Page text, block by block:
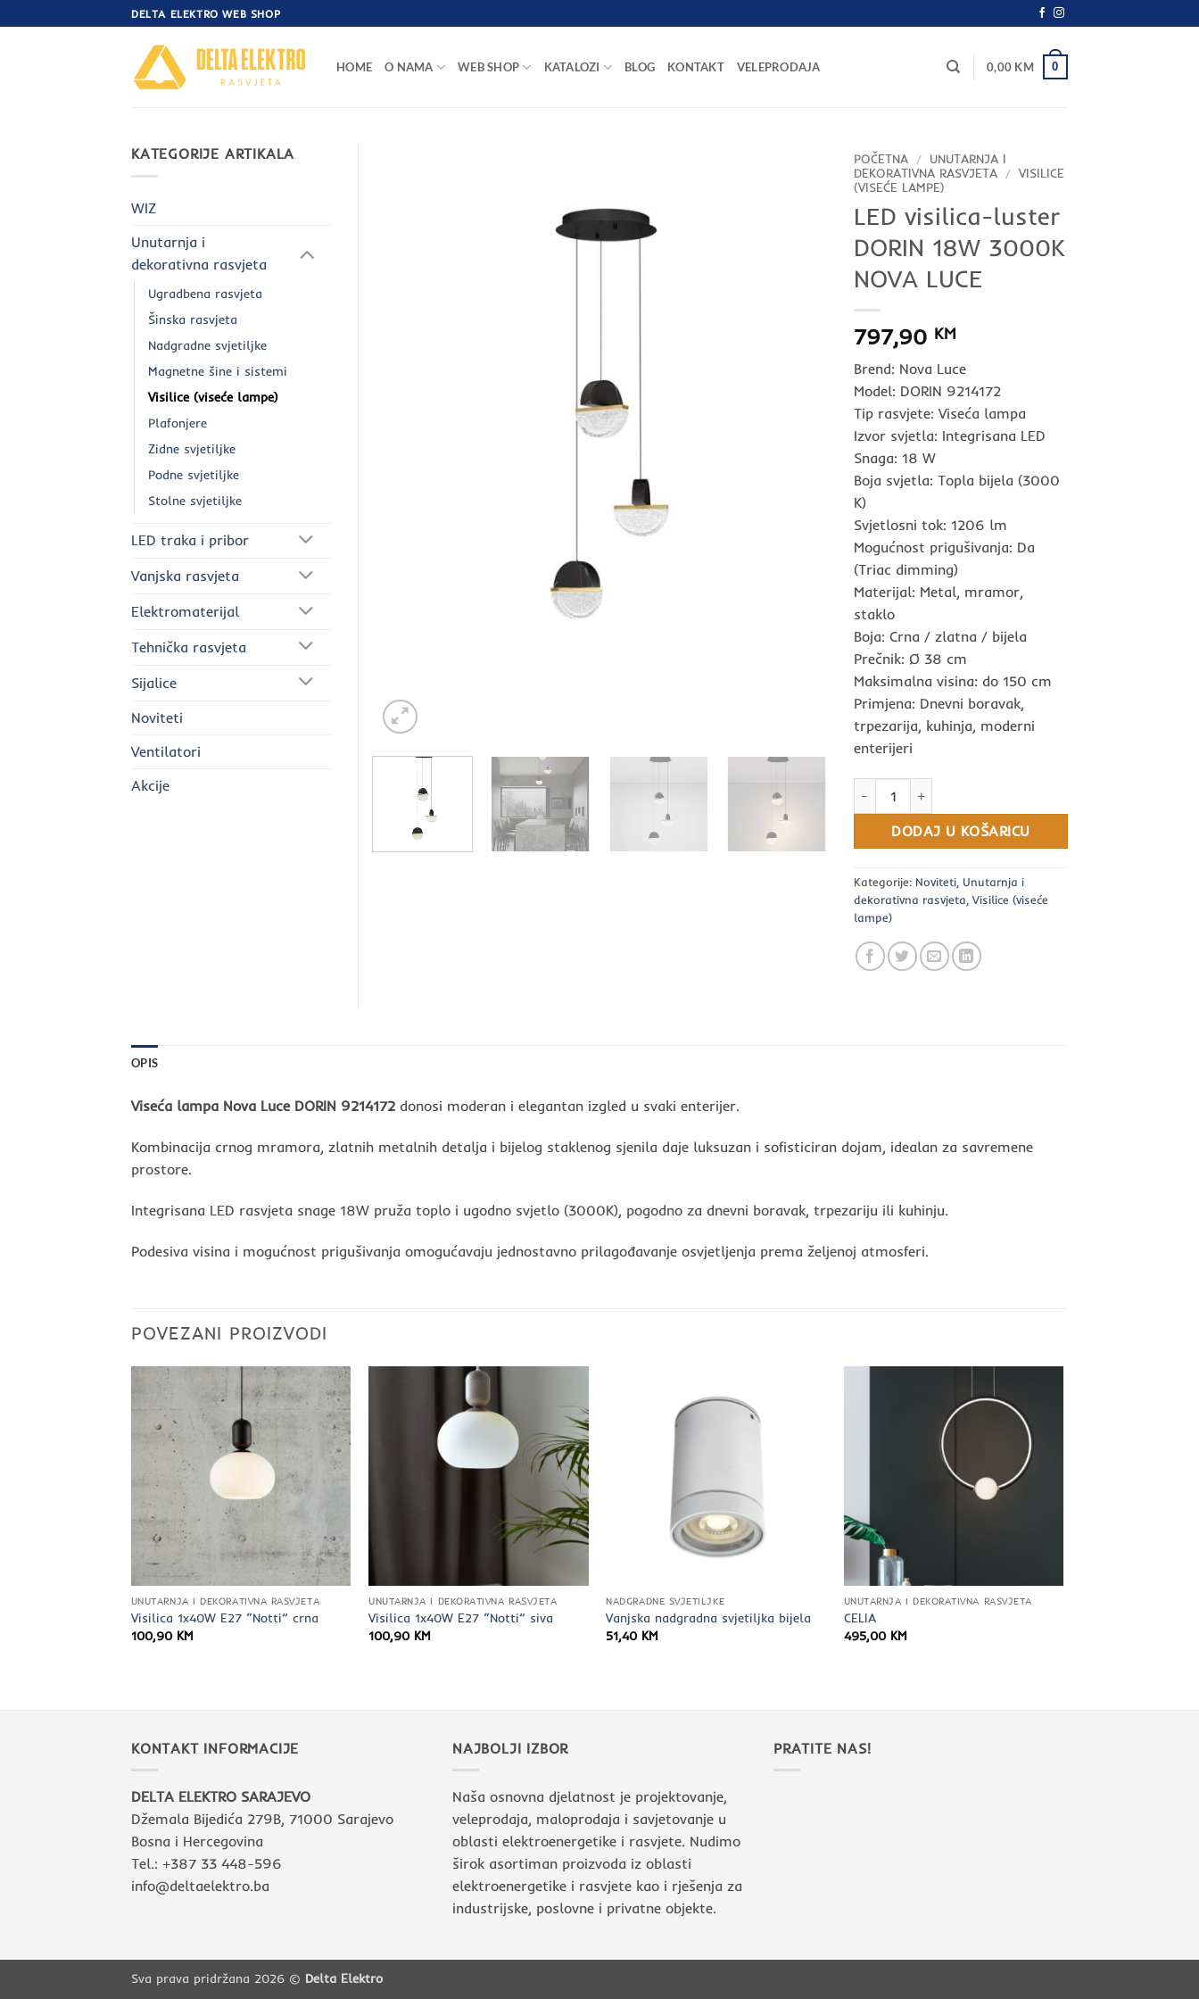
to
DELTA ELEKTRO WEB SHOP
HOME O NAMA WEB SHOP KATALOZI BLOG KONTAKT VELEPRODAJA 0,00 KM 0
POČETNA / UNUTARNJA I
DEKORATIVNA RASVJETA / VISILICE
(VISEĆE LAMPE)
LED visilica-luster
DORIN 18W 3000K
NOVA LUCE
797,90 KM
Brend: Nova Luce
Model: DORIN 9214172
Tip rasvjete: Viseća lampa
Izvor svjetla: Integrisana LED
Snaga: 18 W
Boja svjetla: Topla bijela (3000
K)
Svjetlosni tok: 1206 lm
Mogućnost prigušivanja: Da
(Triac dimming)
Materijal: Metal, mramor,
staklo
Boja: Crna / zlatna / bijela
Prečnik: Ø 38 cm
Maksimalna visina: do 150 cm
Primjena: Dnevni boravak,
trpezarija, kuhinja, moderni
enterijeri
DODAJ U KOŠARICU
Kategorije: Noviteti, Unutarnja i
dekorativna rasvjeta, Visilice (viseće
lampe)
KATEGORIJE ARTIKALA
WIZ
Unutarnja i
dekorativna rasvjeta
Ugradbena rasvjeta
Šinska rasvjeta
Nadgradne svjetiljke
Magnetne šine i sistemi
Visilice (viseće lampe)
Plafonjere
Zidne svjetiljke
Podne svjetiljke
Stolne svjetiljke
LED traka i pribor
Vanjska rasvjeta
Elektromaterijal
Tehnička rasvjeta
Sijalice
Noviteti
Ventilatori
Akcije
OPIS
Viseća lampa Nova Luce DORIN 9214172 donosi moderan i elegantan izgled u svaki enterijer.
Kombinacija crnog mramora, zlatnih metalnih detalja i bijelog staklenog sjenila daje luksuzan i sofisticiran dojam, idealan za savremene
prostore.
Integrisana LED rasvjeta snage 18W pruža toplo i ugodno svjetlo (3000K), pogodno za dnevni boravak, trpezariju ili kuhinju.
Podesiva visina i mogućnost prigušivanja omogućavaju jednostavno prilagođavanje osvjetljenja prema željenoj atmosferi.
POVEZANI PROIZVODI
UNUTARNJA I DEKORATIVNA RASVJETA
Visilica 1x40W E27 “Notti” crna
100,90 KM
UNUTARNJA I DEKORATIVNA RASVJETA
Visilica 1x40W E27 “Notti” siva
100,90 KM
NADGRADNE SVJETILJKE
Vanjska nadgradna svjetiljka bijela
51,40 KM
UNUTARNJA I DEKORATIVNA RASVJETA
CELIA
495,00 KM
KONTAKT INFORMACIJE
DELTA ELEKTRO SARAJEVO
Džemala Bijedića 279B, 71000 Sarajevo
Bosna i Hercegovina
Tel.: +387 33 448-596
info@deltaelektro.ba
NAJBOLJI IZBOR
Naša osnovna djelatnost je projektovanje,
veleprodaja, maloprodaja i savjetovanje u
oblasti elektroenergetike i rasvjete. Nudimo
širok asortiman proizvoda iz oblasti
elektroenergetike i rasvjete kao i rješenja za
industrijske, poslovne i privatne objekte.
PRATITE NAS!
Sva prava pridržana 2026 © Delta Elektro